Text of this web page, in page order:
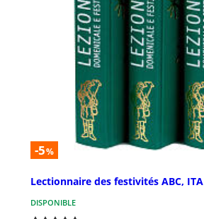
-5%
Lectionnaire des festivités ABC, ITA
DISPONIBLE